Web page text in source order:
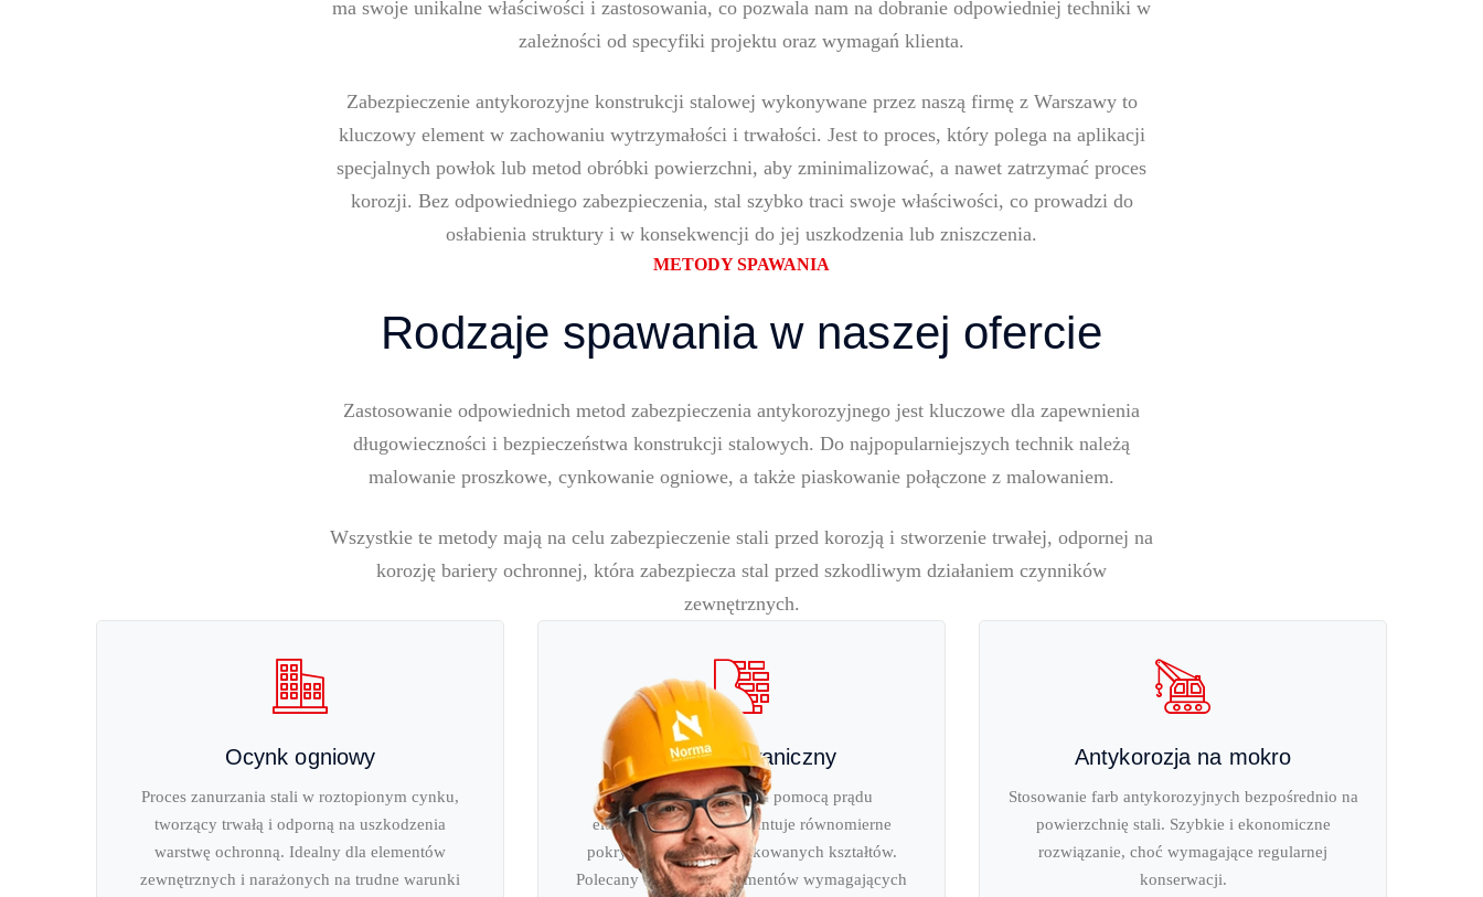
ma swoje unikalne właściwości i zastosowania, co pozwala nam na dobranie odpowiedniej techniki w
zależności od specyfiki projektu oraz wymagań klienta.
Zabezpieczenie antykorozyjne konstrukcji stalowej wykonywane przez naszą firmę z Warszawy to
kluczowy element w zachowaniu wytrzymałości i trwałości. Jest to proces, który polega na aplikacji
specjalnych powłok lub metod obróbki powierzchni, aby zminimalizować, a nawet zatrzymać proces
korozji. Bez odpowiedniego zabezpieczenia, stal szybko traci swoje właściwości, co prowadzi do
osłabienia struktury i w konsekwencji do jej uszkodzenia lub zniszczenia.
METODY SPAWANIA
Rodzaje spawania w naszej ofercie
Zastosowanie odpowiednich metod zabezpieczenia antykorozyjnego jest kluczowe dla zapewnienia
długowieczności i bezpieczeństwa konstrukcji stalowych. Do najpopularniejszych technik należą
malowanie proszkowe, cynkowanie ogniowe, a także piaskowanie połączone z malowaniem.
Wszystkie te metody mają na celu zabezpieczenie stali przed korozją i stworzenie trwałej, odpornej na
korozję bariery ochronnej, która zabezpiecza stal przed szkodliwym działaniem czynników
zewnętrznych.
Ocynk ogniowy
Proces zanurzania stali w roztopionym cynku,
tworzący trwałą i odporną na uszkodzenia
warstwę ochronną. Idealny dla elementów
zewnętrznych i narażonych na trudne warunki
Ocynk galwaniczny
NNakładanie cynku za pomocą prądu
elektrycznego, co gwarantuje równomierne
pokrycie nawet skomplikowanych kształtów.
Polecany dla małych elementów wymagających
Antykorozja na mokro
Stosowanie farb antykorozyjnych bezpośrednio na
powierzchnię stali. Szybkie i ekonomiczne
rozwiązanie, choć wymagające regularnej
konserwacji.